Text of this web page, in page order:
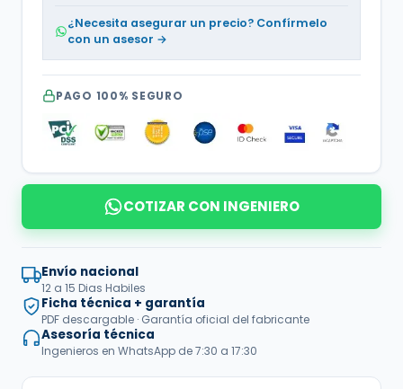
Trifásico
ATX3B7.52ET
cantidad
¿Necesita asegurar un precio? Confírmelo
con un asesor →
PAGO 100% SEGURO
COTIZAR CON INGENIERO
Envío nacional
12 a 15 Dias Habiles
Ficha técnica + garantía
PDF descargable · Garantía oficial del fabricante
Asesoría técnica
Ingenieros en WhatsApp de 7:30 a 17:30